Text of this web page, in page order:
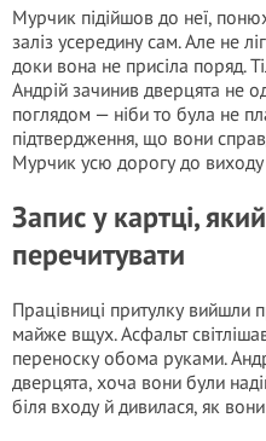
Мурчик підійшов до неї,
заліз усередину сам. Але не
доки вона не присіла поряд.
Андрій зачинив дверцята не
поглядом — ніби то була не
підтвердження, що вони
Мурчик усю дорогу до
Запис у картці,
перечитувати
Працівниці притулку вийшли
майже вщух. Асфальт
переноску обома руками.
дверцята, хоча вони були
біля входу й дивилася, як